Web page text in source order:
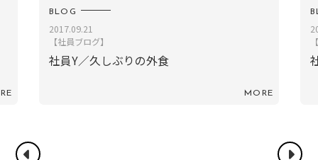
BLOG
2019.09.03
【社員ブログ】
社員KS／川越
MORE